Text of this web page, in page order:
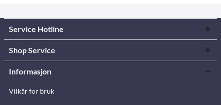
Service Hotline
Shop Service
Informasjon
Vilkår for bruk